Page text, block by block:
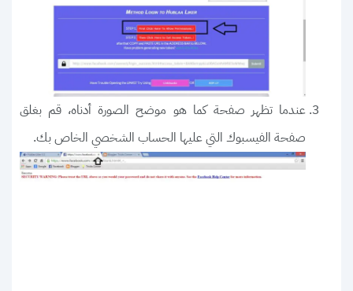
عندما تظهر صفحة كما هو موضح الصورة أدناه، قم بغلق
صفحة الفيسبوك التي عليها الحساب الشخصي الخاص بك.